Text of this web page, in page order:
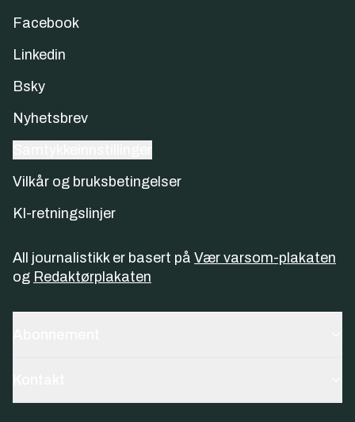
Facebook
Linkedin
Bsky
Nyhetsbrev
Vilkår og bruksbetingelser
KI-retningslinjer
All journalistikk er basert på Vær varsom-plakaten
og Redaktørplakaten